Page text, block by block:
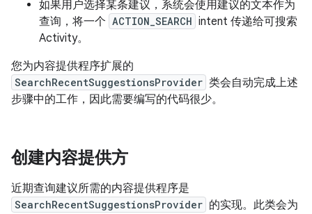
如果用户选择某条建议，系统会使用建议的文本作为
查询，将一个 ACTION_SEARCH intent 传递给可搜索
Activity。
您为内容提供程序扩展的
SearchRecentSuggestionsProvider 类会自动完成上述
步骤中的工作，因此需要编写的代码很少。
创建内容提供方
近期查询建议所需的内容提供程序是
SearchRecentSuggestionsProvider 的实现。此类会为